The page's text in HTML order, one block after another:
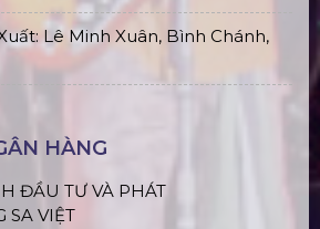
Lê Minh Xuân, Bình Chánh,
HÀNG
ĐẦU TƯ VÀ PHÁT
SA VIỆT